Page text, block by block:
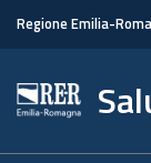
Regione Emilia-